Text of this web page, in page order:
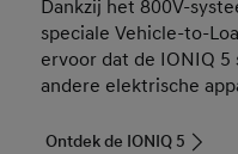
Dankzij het 800V-
speciale Vehicle-to-
ervoor dat de IONIQ 5
andere elektrische
Ontdek de IONIQ 5